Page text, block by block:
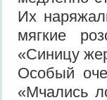
Их
мягкие
«Синицу
Особый
«Мчались